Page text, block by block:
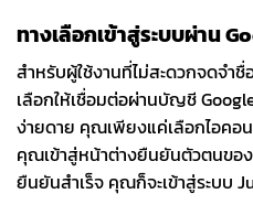
ทางเลือกเข้าสู่ระบบผ่าน
สำหรับผู้ใช้งานที่ไม่สะดวกจดจำ
เลือกให้เชื่อมต่อผ่านบัญชี
ง่ายดาย คุณเพียงแค่เลือกไอคอ
คุณเข้าสู่หน้าต่างยืนยันตัวตนข
ยืนยันสำเร็จ คุณก็จะเข้าสู่ระบบ